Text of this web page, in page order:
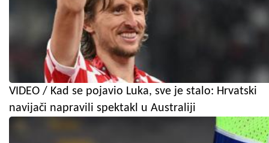
VIDEO / Kad se pojavio Luka, sve je stalo: Hrvatski
navijači napravili spektakl u Australiji